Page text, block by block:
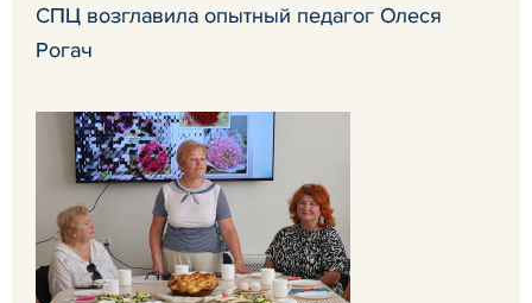
СПЦ возглавила опытный педагог Олеся
Рогач